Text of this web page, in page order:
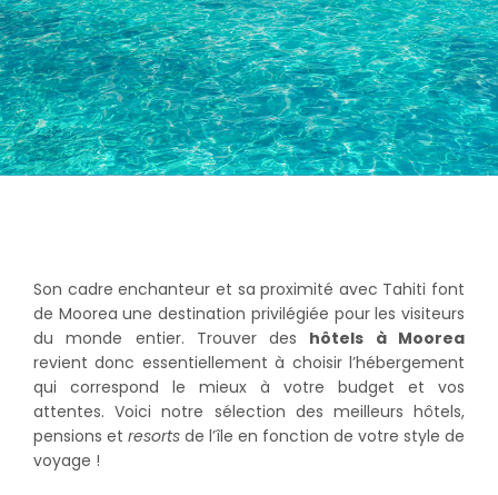
Son cadre enchanteur et sa proximité avec Tahiti font
de Moorea une destination privilégiée pour les visiteurs
du monde entier. Trouver des hôtels à Moorea
revient donc essentiellement à choisir l’hébergement
qui correspond le mieux à votre budget et vos
attentes. Voici notre sélection des meilleurs hôtels,
pensions et resorts de l’île en fonction de votre style de
voyage !